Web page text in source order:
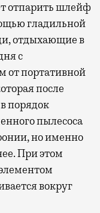
отпарить шлейф
гладильной
отдыхающие в
с
портативной
после
порядок
пылесоса
но именно
При этом
вокруг